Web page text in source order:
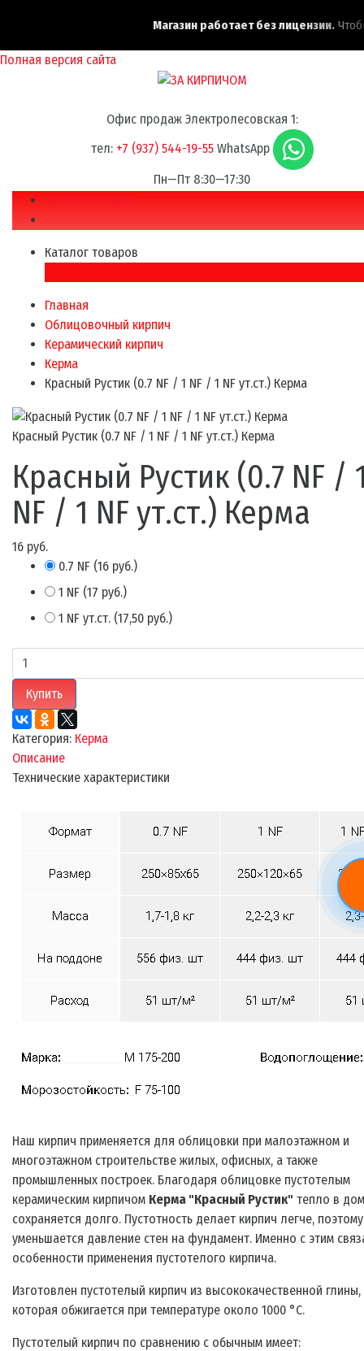
Магазин работает без лицензии.Чтобы
Полная версия сайта
Офис продаж Электролесовская 1:
тел: +7 (937) 544-19-55WhatsApp
Пн—Пт 8:30—17:30
Каталог товаров
Каталог товаров
×
Главная
Облицовочный кирпич
Керамический кирпич
Керма
Красный Рустик (0.7 NF / 1 NF / 1 NF ут.ст.) Керма
Красный Рустик (0.7 NF / 1 NF / 1 NF ут.ст.) Керма
Красный Рустик (0.7 NF /
NF / 1 NF ут.ст.) Керма
16 руб.
0.7 NF (16 руб.)
1 NF (17 руб.)
1 NF ут.ст. (17,50 руб.)
Купить
Категория: Керма
Описание
Технические характеристики
Наш кирпич применяется для облицовки при малоэтажном и
многоэтажном строительстве жилых, офисных, а также
промышленных построек. Благодаря облицовке пустотелым
керамическим кирпичом Керма "Красный Рустик" тепло в
сохраняется долго. Пустотность делает кирпич легче, поэтому
уменьшается давление стен на фундамент. Именно с этим
особенности применения пустотелого кирпича.
Изготовлен пустотелый кирпич из высококачественной глины,
которая обжигается при температуре около 1000 °C.
Пустотелый кирпич по сравнению с обычным имеет: